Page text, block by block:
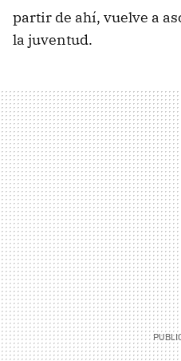
partir de ahí, vuelve a
la juventud.